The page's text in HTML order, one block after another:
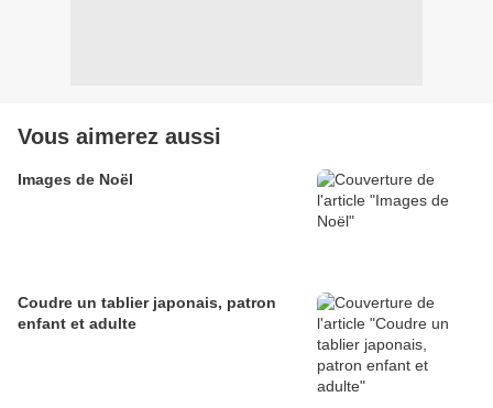
Vous aimerez aussi
Images de Noël
Coudre un tablier japonais, patron
enfant et adulte